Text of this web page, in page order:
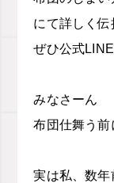
にて詳しく伝
ぜひ公式
みなさーん
布団仕舞う前
実は私、数年